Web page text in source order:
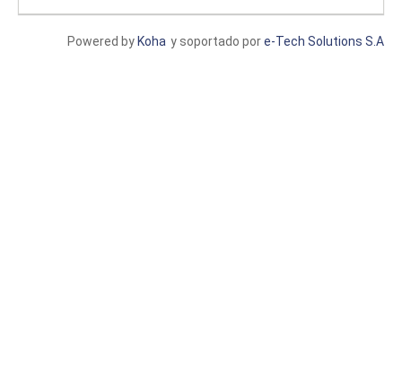
y soportado pore-Tech Solutions S.A
Powered by Koha